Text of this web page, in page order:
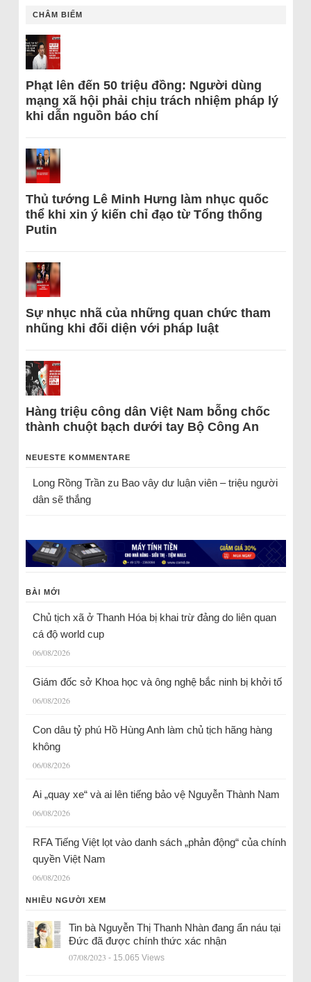
CHÂM BIẾM
Phạt lên đến 50 triệu đồng: Người dùng
mạng xã hội phải chịu trách nhiệm pháp lý
khi dẫn nguồn báo chí
Thủ tướng Lê Minh Hưng làm nhục quốc
thể khi xin ý kiến chỉ đạo từ Tổng thống
Putin
Sự nhục nhã của những quan chức tham
nhũng khi đối diện với pháp luật
Hàng triệu công dân Việt Nam bỗng chốc
thành chuột bạch dưới tay Bộ Công An
NEUESTE KOMMENTARE
Long Rồng Trầnzu Bao vây dư luận viên – triệu người
dân sẽ thắng
BÀI MỚI
Chủ tịch xã ở Thanh Hóa bị khai trừ đảng do liên quan
cá độ world cup
06/08/2026
Giám đốc sở Khoa học và ông nghệ bắc ninh bị khởi tố
06/08/2026
Con dâu tỷ phú Hồ Hùng Anh làm chủ tịch hãng hàng
không
06/08/2026
Ai „quay xe“ và ai lên tiếng bảo vệ Nguyễn Thành Nam
06/08/2026
RFA Tiếng Việt lọt vào danh sách „phản động“ của chính
quyền Việt Nam
06/08/2026
NHIỀU NGƯỜI XEM
Tin bà Nguyễn Thị Thanh Nhàn đang ẩn náu tại
Đức đã được chính thức xác nhận
07/08/2023 - 15.065 Views